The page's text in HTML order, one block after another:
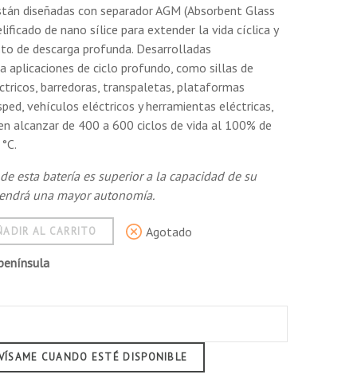
diseñadas con separador AGM (Absorbent Glass
de nano sílice para extender la vida cíclica y
de descarga profunda. Desarrolladas
aplicaciones de ciclo profundo, como sillas de
barredoras, transpaletas, plataformas
vehículos eléctricos y herramientas eléctricas,
alcanzar de 400 a 600 ciclos de vida al 100% de
esta batería es superior a la capacidad de su
una mayor autonomía.
AL CARRITO
Agotado
CUANDO ESTÉ DISPONIBLE
así como la función de sellado para
del material activo positivo durante la
la vida del ciclo y mejorar el rendimiento de